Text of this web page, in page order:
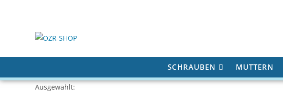
SCHRAUBEN MUTTERN
Ausgewählt: